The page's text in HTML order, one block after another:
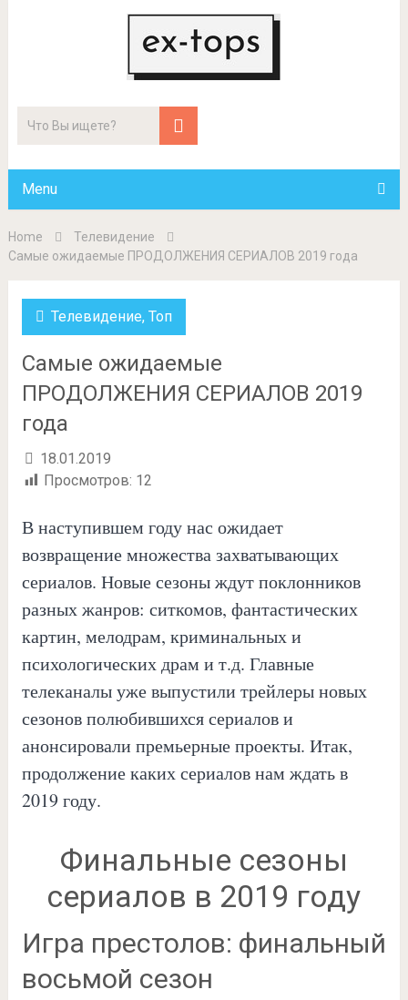
Menu
Home
Телевидение
Самые ожидаемые ПРОДОЛЖЕНИЯ СЕРИАЛОВ 2019 года
Телевидение, Топ
Самые ожидаемые
ПРОДОЛЖЕНИЯ СЕРИАЛОВ 2019
года
18.01.2019
Просмотров: 12
В наступившем году нас ожидает
возвращение множества захватывающих
сериалов. Новые сезоны ждут поклонников
разных жанров: ситкомов, фантастических
картин, мелодрам, криминальных и
психологических драм и т.д. Главные
телеканалы уже выпустили трейлеры новых
сезонов полюбившихся сериалов и
анонсировали премьерные проекты. Итак,
продолжение каких сериалов нам ждать в
2019 году.
Финальные сезоны
сериалов в 2019 году
Игра престолов: финальный
восьмой сезон